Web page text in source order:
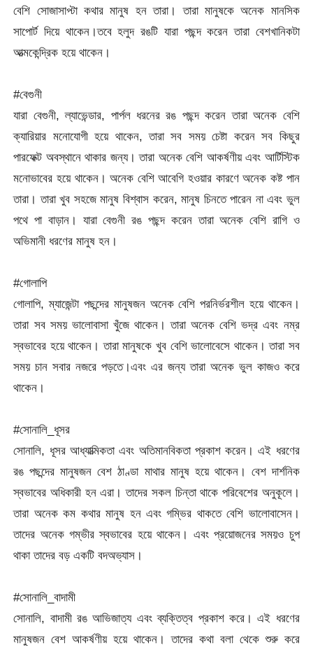
বেশি সোজাসাপ্টা কথার মানুষ হন তারা। তারা মানুষকে অনেক মানসিক
সাপোর্ট দিয়ে থাকেন।তবে হলুদ রঙটি যারা পছন্দ করেন তারা বেশখানিকটা
আত্মকেন্দ্রিক হয়ে থাকেন।
#বেগুনী
যারা বেগুনী, ল্যাভেন্ডার, পার্পল ধরনের রঙ পছন্দ করেন তারা অনেক বেশি
ক্যারিয়ার মনোযোগী হয়ে থাকেন, তারা সব সময় চেষ্টা করেন সব কিছুর
পারফেক্ট অবস্থানে থাকার জন্য। তারা অনেক বেশি আকর্ষণীয় এবং আর্টিস্টিক
মনোভাবের হয়ে থাকেন। অনেক বেশি আবেগি হওয়ার কারণে অনেক কষ্ট পান
তারা। তারা খুব সহজে মানুষ বিশ্বাস করেন, মানুষ চিনতে পারেন না এবং ভুল
পথে পা বাড়ান। যারা বেগুনী রঙ পছন্দ করেন তারা অনেক বেশি রাগি ও
অভিমানী ধরণের মানুষ হন।
#গোলাপি
গোলাপি, ম্যাজেন্টা পছন্দের মানুষজন অনেক বেশি পরনির্ভরশীল হয়ে থাকেন।
তারা সব সময় ভালোবাসা খুঁজে থাকেন। তারা অনেক বেশি ভদ্র এবং নম্র
স্বভাবের হয়ে থাকেন। তারা মানুষকে খুব বেশি ভালোবেসে থাকেন। তারা সব
সময় চান সবার নজরে পড়তে।এবং এর জন্য তারা অনেক ভুল কাজও করে
থাকেন।
#সোনালি_ধূসর
সোনালি, ধূসর আধ্যাত্মিকতা এবং অতিমানবিকতা প্রকাশ করেন। এই ধরণের
রঙ পছন্দের মানুষজন বেশ ঠাণ্ডা মাথার মানুষ হয়ে থাকেন। বেশ দার্শনিক
স্বভাবের অধিকারী হন এরা। তাদের সকল চিন্তা থাকে পরিবেশের অনুকূলে।
তারা অনেক কম কথার মানুষ হন এবং গম্ভির থাকতে বেশি ভালোবাসেন।
তাদের অনেক গম্ভীর স্বভাবের হয়ে থাকেন। এবং প্রয়োজনের সময়ও চুপ
থাকা তাদের বড় একটি বদঅভ্যাস।
#সোনালি_বাদামী
সোনালি, বাদামী রঙ আভিজাত্য এবং ব্যক্তিত্ব প্রকাশ করে। এই ধরণের
মানুষজন বেশ আকর্ষণীয় হয়ে থাকেন। তাদের কথা বলা থেকে শুরু করে